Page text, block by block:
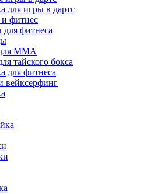
для игры в дартс
фитнес
фитнеса
MMA
тайского бокса
для фитнеса
вейксерфинг